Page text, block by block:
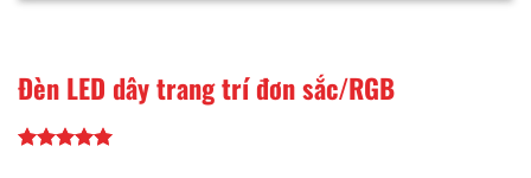
Đèn LED dây trang trí đơn sắc/RGB